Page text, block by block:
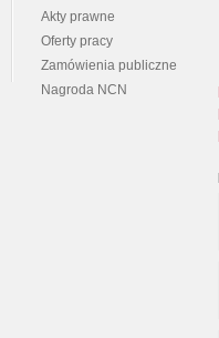
Akty prawne
Oferty pracy
Zamówienia publiczne
Nagroda NCN